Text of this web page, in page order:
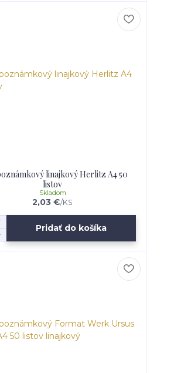
linajkový Herlitz A4 50
listov
2,03 €/KS
Skladom
Pridať do košíka